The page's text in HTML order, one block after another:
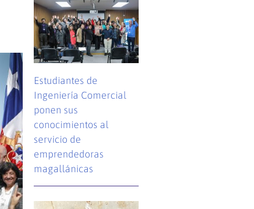
Estudiantes de
Ingeniería Comercial
ponen sus
conocimientos al
servicio de
emprendedoras
magallánicas